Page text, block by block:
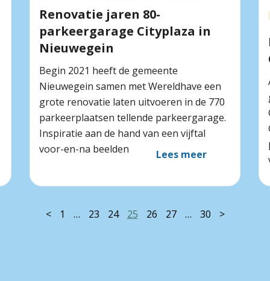
Renovatie jaren 80-
parkeergarage Cityplaza in
Nieuwegein
Begin 2021 heeft de gemeente
Nieuwegein samen met Wereldhave een
grote renovatie laten uitvoeren in de 770
parkeerplaatsen tellende parkeergarage.
Inspiratie aan de hand van een vijftal
voor-en-na beelden
Lees meer
< 1 … 23 24 25 26 27 … 30 >